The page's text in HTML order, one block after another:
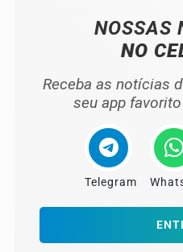
NOSSAS
NO
Receba as notícias
seu app
Telegram